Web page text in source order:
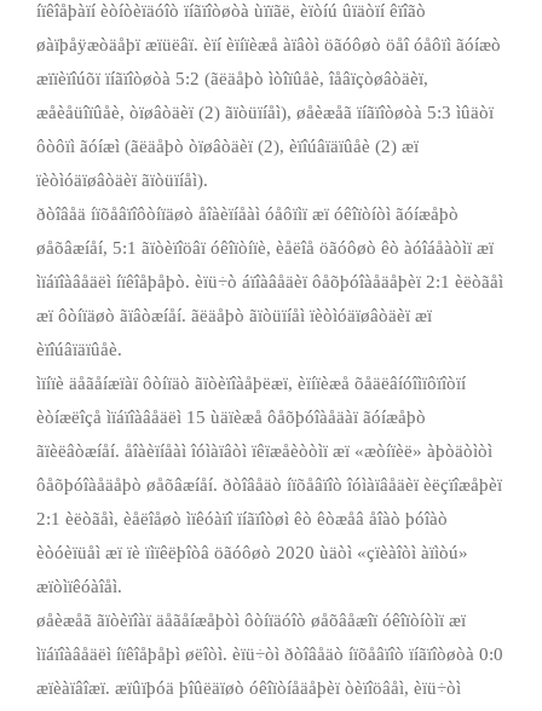
íïêîåþàïí èòíòèïäóîò ïíãïîòøòà ùïïãë, èïòíú ûïäòïí êïîãò
øàïþåÿæòäåþï æïüëâï. èïí èïíïèæå àïâòì öãóôøò öåî óåôïì ãóíæò
æïïèïîúõï ïíãïîòøòà 5:2 (ãëäåþò ìòîïûåè, îåâïçòøâòäèï,
æåèåüîïûåè, òïøâòäèï (2) ãïòüïíåì), øåèæåã ïíãïîòøòà 5:3 ìûäòï
ôòôïì ãóíæì (ãëäåþò òïøâòäèï (2), èïîúâïäïûåè (2) æï
ïèòìóäïøâòäèï ãïòüïíåì).
ðòîâåä íïõåâïîôòíïäøò åîàèïíåàì óåôïìï æï óêîïòíòì ãóíæåþò
øåõâæíåí, 5:1 ãïòèïîöâï óêîïòíïè, èåëîå öãóôøò êò àóîáåàòìï æï
ìïáïîàâåäëì íïêîåþåþò. èïü÷ò áïîàâåäèï ôåõþóîàåäåþèï 2:1 èëòãåì
æï ôòíïäøò ãïâòæíåí. ãëäåþò ãïòüïíåì ïèòìóäïøâòäèï æï
èïîúâïäïûåè.
ìïíïè äåãåíæïàï ôòíïäò ãïòèïîàåþëæï, èïíïèæå õåäëâíóîìïôïîòïí
èòíæëîçå ìïáïîàâåäëì 15 ùäïèæå ôåõþóîàåäàï ãóíæåþò
ãïèëâòæíåí. åîàèïíåàì îóìàïâòì ïêïæåèòòìï æï «æòíïèë» àþòäòìòì
ôåõþóîàåäåþò øåõâæíåí. ðòîâåäò íïõåâïîò îóìàïâåäèï èëçïîæåþèï
2:1 èëòãåì, èåëîåøò ìïêóàïî ïíãïîòøì êò êòæåâ åîàò þóîàò
èòóèïüåì æï ïè ïìïêëþîòâ öãóôøò 2020 ùäòì «çïèàîòì àïìòú»
æïòìïêóàîåì.
øåèæåã ãïòèïîàï äåãåíæåþòì ôòíïäóîò øåõâåæîï óêîïòíòìï æï
ìïáïîàâåäëì íïêîåþåþì øëîòì. èïü÷òì ðòîâåäò íïõåâïîò ïíãïîòøòà 0:0
æïèàïâîæï. æïûïþóä þîûëäïøò óêîïòíåäåþèï òèïîöâåì, èïü÷òì